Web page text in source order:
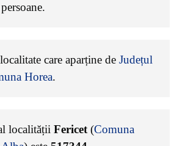
care aparține de Județul
Horea.
localității Fericet (Comuna